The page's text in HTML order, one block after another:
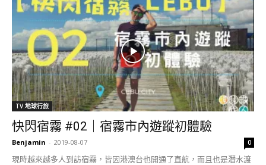
TV.地球行旅
快閃宿霧 #02｜宿霧市內遊蹤初體驗
Benjamin - 2019-08-07 0
現時越來越多人到訪宿霧，皆因港澳台也開通了直航，而且也是潛水渡